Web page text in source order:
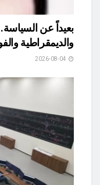
بعيداً عن
والديمقراطية